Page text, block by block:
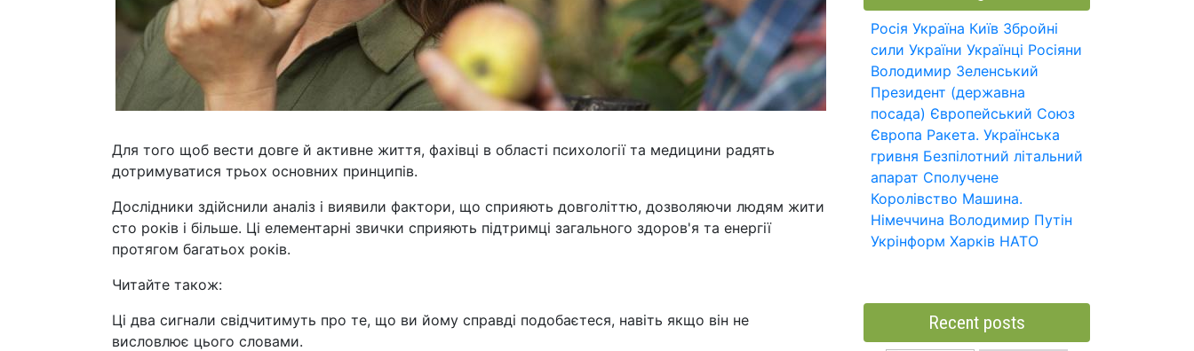
Для того щоб вести довге й активне життя, фахівці в області психології та медицини радять
дотримуватися трьох основних принципів.
Дослідники здійснили аналіз і виявили фактори, що сприяють довголіттю, дозволяючи людям жити
сто років і більше. Ці елементарні звички сприяють підтримці загального здоров'я та енергії
протягом багатьох років.
Читайте також:
Ці два сигнали свідчитимуть про те, що ви йому справді подобаєтеся, навіть якщо він не
висловлює цього словами.
Росія Україна Київ Збройні
сили України Українці Росіяни
Володимир Зеленський
Президент (державна
посада) Європейський Союз
Європа Ракета. Українська
гривня Безпілотний літальний
апарат Сполучене
Королівство Машина.
Німеччина Володимир Путін
Укрінформ Харків НАТО
Recent posts